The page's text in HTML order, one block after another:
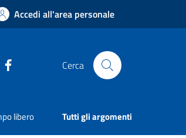
Accedi all'area personale
Cerca
libero Tutti gli argomenti